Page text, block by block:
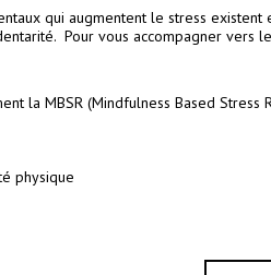
qui augmentent le stress
Pour vous accompagner
la MBSR (Mindfulness Based
physique